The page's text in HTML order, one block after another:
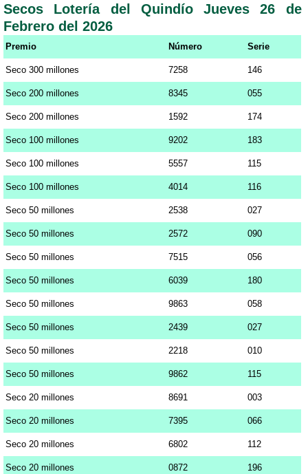
Secos Lotería del Quindío Jueves 26 de
Febrero del 2026
Premio Número Serie
Seco 300 millones 7258 146
Seco 200 millones 8345 055
Seco 200 millones 1592 174
Seco 100 millones 9202 183
Seco 100 millones 5557 115
Seco 100 millones 4014 116
Seco 50 millones 2538 027
Seco 50 millones 2572 090
Seco 50 millones 7515 056
Seco 50 millones 6039 180
Seco 50 millones 9863 058
Seco 50 millones 2439 027
Seco 50 millones 2218 010
Seco 50 millones 9862 115
Seco 20 millones 8691 003
Seco 20 millones 7395 066
Seco 20 millones 6802 112
Seco 20 millones 0872 196